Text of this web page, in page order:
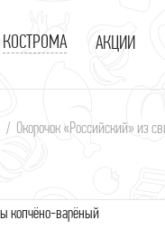
КОСТРОМА АКЦИИ
/ Окорочок «Российский» из